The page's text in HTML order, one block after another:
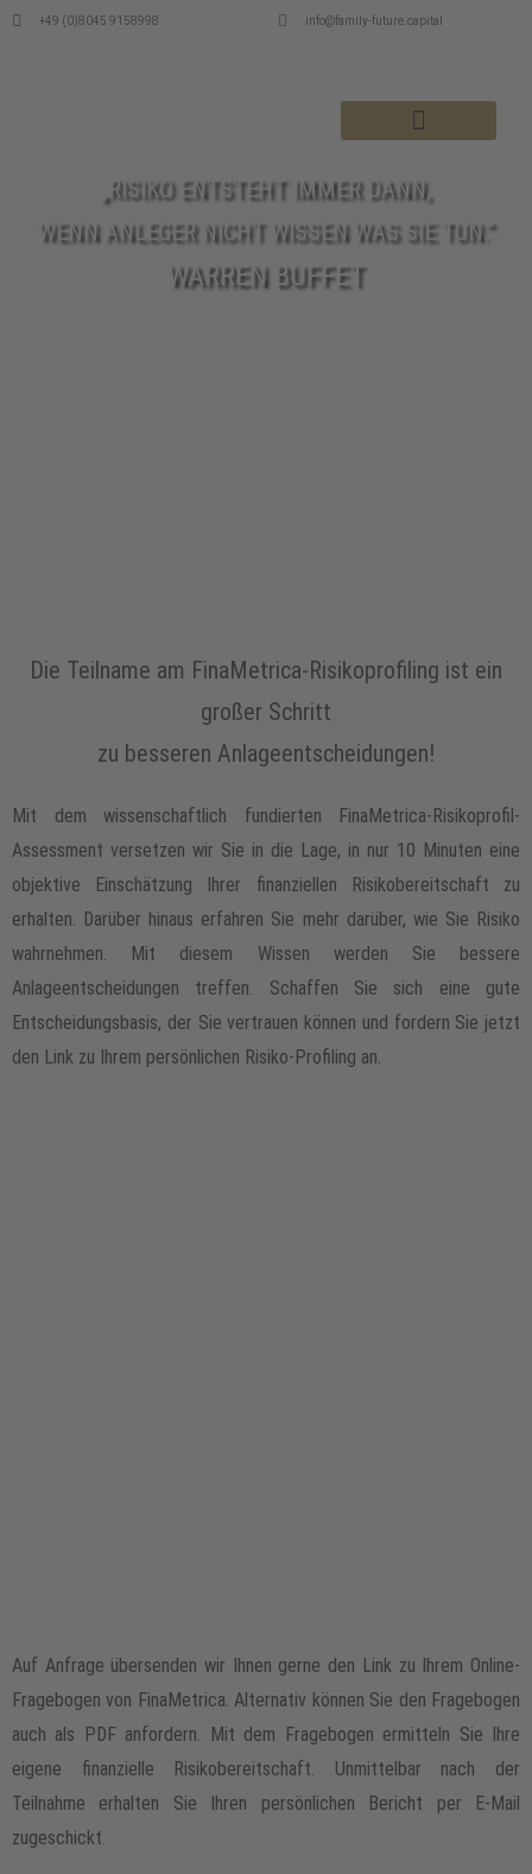
+49 (0)8045 9158998 info@family-future.capital
„RISIKO ENTSTEHT IMMER DANN,
WENN ANLEGER NICHT WISSEN WAS SIE TUN.“
WARREN BUFFET
Die Teilname am FinaMetrica-Risikoprofiling ist ein
großer Schritt
zu besseren Anlageentscheidungen!
Mit dem wissenschaftlich fundierten FinaMetrica-Risikoprofil-
Assessment versetzen wir Sie in die Lage, in nur 10 Minuten eine
objektive Einschätzung Ihrer finanziellen Risikobereitschaft zu
erhalten. Darüber hinaus erfahren Sie mehr darüber, wie Sie Risiko
wahrnehmen. Mit diesem Wissen werden Sie bessere
Anlageentscheidungen treffen. Schaffen Sie sich eine gute
Entscheidungsbasis, der Sie vertrauen können und fordern Sie jetzt
den Link zu Ihrem persönlichen Risiko-Profiling an.
Auf Anfrage übersenden wir Ihnen gerne den Link zu Ihrem Online-
Fragebogen von FinaMetrica. Alternativ können Sie den Fragebogen
auch als PDF anfordern. Mit dem Fragebogen ermitteln Sie Ihre
eigene finanzielle Risikobereitschaft. Unmittelbar nach der
Teilnahme erhalten Sie Ihren persönlichen Bericht per E-Mail
zugeschickt.